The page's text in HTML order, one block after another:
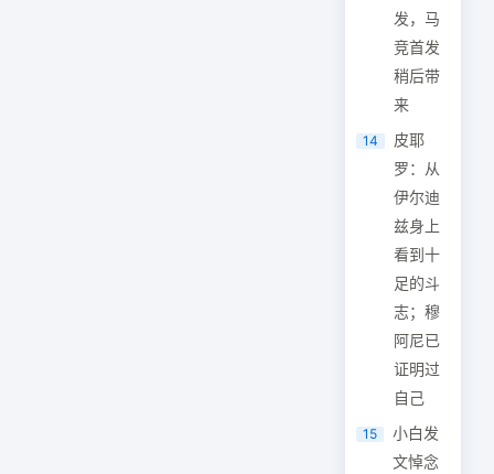
发，马
竞首发
稍后带
来
14
皮耶
罗：从
伊尔迪
兹身上
看到十
足的斗
志；穆
阿尼已
证明过
自己
15
小白发
文悼念